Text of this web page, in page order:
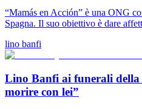
“Mamás en Acción” è una ONG
Spagna. Il suo obiettivo è dare
lino banfi
Lino Banfi ai funerali
morire con lei”